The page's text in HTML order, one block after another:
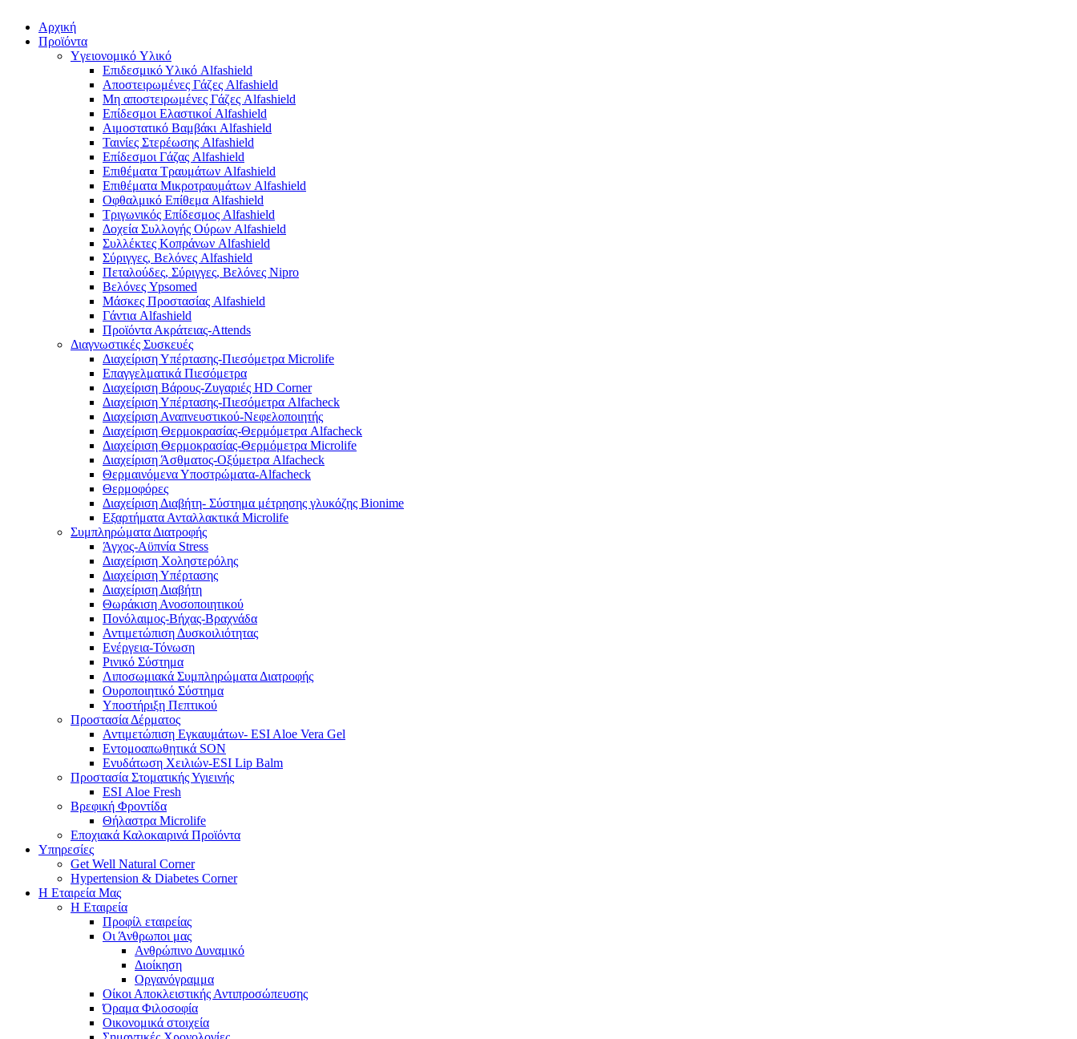
Αρχική
Προϊόντα
Yγειονομικό Yλικό
Επιδεσμικό Υλικό Alfashield
Αποστειρωμένες Γάζες Alfashield
Μη αποστειρωμένες Γάζες Alfashield
Επίδεσμοι Ελαστικοί Alfashield
Αιμοστατικό Βαμβάκι Alfashield
Ταινίες Στερέωσης Alfashield
Επίδεσμοι Γάζας Alfashield
Επιθέματα Τραυμάτων Alfashield
Επιθέματα Μικροτραυμάτων Alfashield
Οφθαλμικό Eπίθεμα Alfashield
Τριγωνικός Επίδεσμος Alfashield
Δοχεία Συλλογής Ούρων Alfashield
Συλλέκτες Κοπράνων Alfashield
Σύριγγες, Βελόνες Alfashield
Πεταλούδες, Σύριγγες, Βελόνες Nipro
Βελόνες Ypsomed
Μάσκες Προστασίας Alfashield
Γάντια Alfashield
Προϊόντα Ακράτειας-Attends
Διαγνωστικές Συσκευές
Διαχείριση Υπέρτασης-Πιεσόμετρα Microlife
Επαγγελματικά Πιεσόμετρα
Διαχείριση Βάρους-Ζυγαριές HD Corner
Διαχείριση Υπέρτασης-Πιεσόμετρα Alfacheck
Διαχείριση Αναπνευστικού-Νεφελοποιητής
Διαχείριση Θερμοκρασίας-Θερμόμετρα Alfacheck
Διαχείριση Θερμοκρασίας-Θερμόμετρα Microlife
Διαχείριση Άσθματος-Οξύμετρα Alfacheck
Θερμαινόμενα Υποστρώματα-Alfacheck
Θερμοφόρες
Διαχείριση Διαβήτη- Σύστημα μέτρησης γλυκόζης Bionime
Εξαρτήματα Ανταλλακτικά Microlife
Συμπληρώματα Διατροφής
Άγχος-Αϋπνία Stress
Διαχείριση Χοληστερόλης
Διαχείριση Υπέρτασης
Διαχείριση Διαβήτη
Θωράκιση Ανοσοποιητικού
Πονόλαιμος-Βήχας-Βραχνάδα
Αντιμετώπιση Δυσκοιλιότητας
Eνέργεια-Τόνωση
Ρινικό Σύστημα
Λιποσωμιακά Συμπληρώματα Διατροφής
Ουροποιητικό Σύστημα
Υποστήριξη Πεπτικού
Προστασία Δέρματος
Αντιμετώπιση Εγκαυμάτων- ESI Aloe Vera Gel
Εντομοαπωθητικά SON
Ενυδάτωση Χειλιών-ESI Lip Balm
Προστασία Στοματικής Υγιεινής
ESI Αloe Fresh
Βρεφική Φροντίδα
Θήλαστρα Microlife
Εποχιακά Καλοκαιρινά Προϊόντα
Υπηρεσίες
Get Well Natural Corner
Hypertension & Diabetes Corner
Η Εταιρεία Μας
Η Εταιρεία
Προφίλ εταιρείας
Οι Άνθρωποι μας
Ανθρώπινο Δυναμικό
Διοίκηση
Οργανόγραμμα
Οίκοι Αποκλειστικής Αντιπροσώπευσης
Όραμα Φιλοσοφία
Οικονομικά στοιχεία